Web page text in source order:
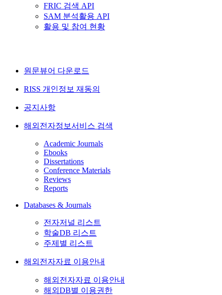
FRIC 검색 API
SAM 분석활용 API
활용 및 참여 현황
원문뷰어 다운로드
RISS 개인정보 재동의
공지사항
해외전자정보서비스 검색
Academic Journals
Ebooks
Dissertations
Conference Materials
Reviews
Reports
Databases & Journals
전자저널 리스트
학술DB 리스트
주제별 리스트
해외전자자료 이용안내
해외전자자료 이용안내
해외DB별 이용권한